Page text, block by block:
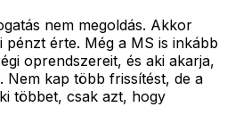
nem megoldás. Akkor
pénzt érte. Még a MS is inkább
oprendszereit, és aki akarja,
Nem kap több frissítést, de a
többet, csak azt, hogy